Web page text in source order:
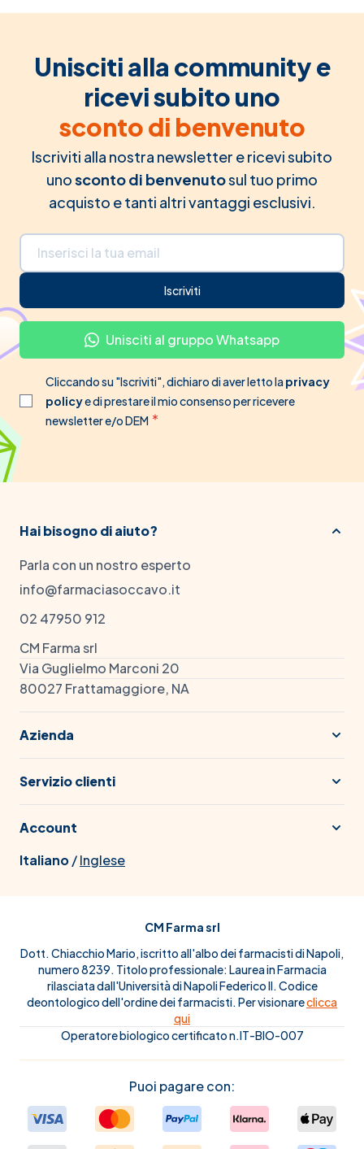
Unisciti alla community e
ricevi subito uno
sconto di benvenuto
Iscriviti alla nostra newsletter e ricevi subito
unosconto di benvenutosul tuo primo
acquisto e tanti altri vantaggi esclusivi.
Indirizzo email
Iscriviti
Unisciti al gruppo Whatsapp
Cliccando su "Iscriviti", dichiaro di aver letto laprivacy
policye di prestare il mio consenso per ricevere
newsletter e/o DEM
Hai bisogno di aiuto?
Parla con un nostro esperto
info@farmaciasoccavo.it
02 47950 912
CM Farma srl
Via Guglielmo Marconi 20
80027 Frattamaggiore, NA
Azienda
Servizio clienti
Account
Italiano/Inglese
CM Farma srl
Dott. Chiacchio Mario, iscritto all'albo dei farmacisti di Napoli,
numero 8239. Titolo professionale: Laurea in Farmacia
rilasciata dall'Università di Napoli Federico II. Codice
deontologico dell'ordine dei farmacisti. Per visionareclicca
qui
Operatore biologico certificato n.IT-BIO-007
Puoi pagare con: